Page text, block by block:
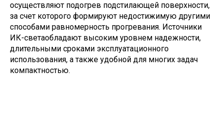
осуществляют подогрев подстилающей поверхности,
за счет которого формируют недостижимую другими
способами равномерность прогревания. Источники
ИК-светаобладают высоким уровнем надежности,
длительными сроками эксплуатационного
использования, а также удобной для многих задач
компактностью.